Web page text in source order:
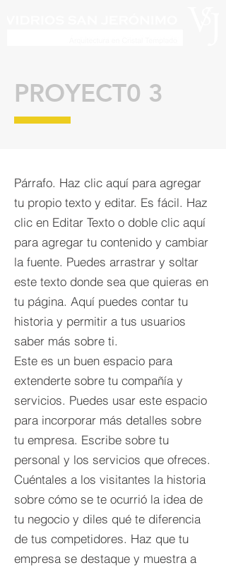
Párrafo. Haz clic aquí para agregar
tu propio texto y editar. Es fácil. Haz
clic en Editar Texto o doble clic aquí
para agregar tu contenido y cambiar
la fuente. Puedes arrastrar y soltar
este texto donde sea que quieras en
tu página. Aquí puedes contar tu
historia y permitir a tus usuarios
saber más sobre ti.
Este es un buen espacio para
extenderte sobre tu compañía y
servicios. Puedes usar este espacio
para incorporar más detalles sobre
tu empresa. Escribe sobre tu
personal y los servicios que ofreces.
Cuéntales a los visitantes la historia
sobre cómo se te ocurrió la idea de
tu negocio y diles qué te diferencia
de tus competidores. Haz que tu
empresa se destaque y muestra a
PROYECT0 3